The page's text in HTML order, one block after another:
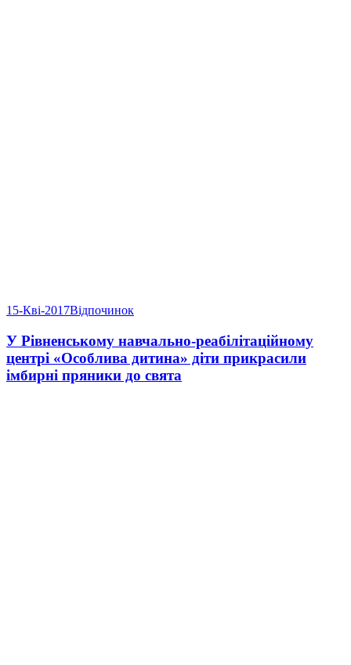
15-Кві-2017Відпочинок
У Рівненському навчально-реабілітаційному
центрі «Особлива дитина» діти прикрасили
імбирні пряники до свята